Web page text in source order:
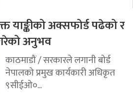
याङ्कीको अक्सफोर्ड पढेको र
अनुभव
काठमाडौं / सरकारले लगानी बोर्ड
नेपालको प्रमुख कार्यकारी अधिकृत
९सीईओ०...